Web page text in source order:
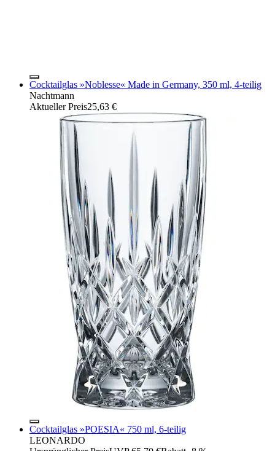
Cocktailglas »Noblesse« Made in Germany, 350 ml, 4-teilig
Nachtmann
Aktueller Preis25,63 €
Cocktailglas »POESIA« 750 ml, 6-teilig
LEONARDO